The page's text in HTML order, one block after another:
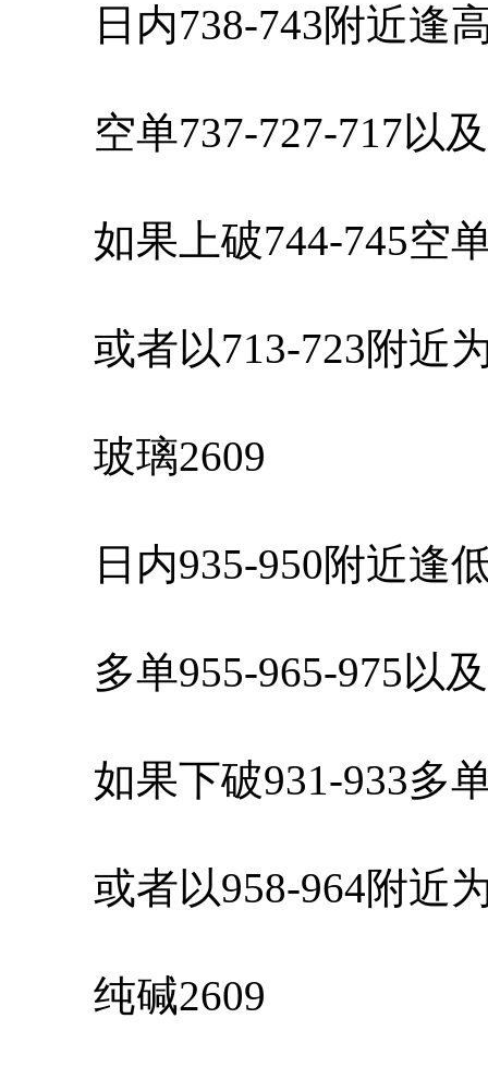
日内738-743附近逢
空单737-727-717以及
如果上破744-745空
或者以713-723附近
玻璃2609
日内935-950附近逢
多单955-965-975以及
如果下破931-933多
或者以958-964附近
纯碱2609